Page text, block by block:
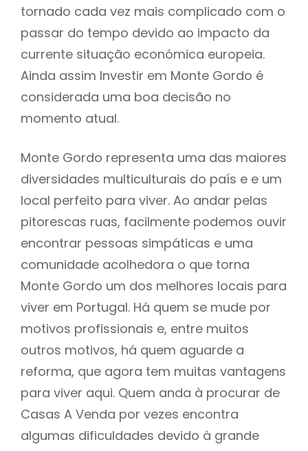
tornado cada vez mais complicado com o
passar do tempo devido ao impacto da
currente situação económica europeia.
Ainda assim Investir em Monte Gordo é
considerada uma boa decisão no
momento atual.
Monte Gordo representa uma das maiores
diversidades multiculturais do país e e um
local perfeito para viver. Ao andar pelas
pitorescas ruas, facilmente podemos ouvir
encontrar pessoas simpáticas e uma
comunidade acolhedora o que torna
Monte Gordo um dos melhores locais para
viver em Portugal. Há quem se mude por
motivos profissionais e, entre muitos
outros motivos, há quem aguarde a
reforma, que agora tem muitas vantagens
para viver aqui. Quem anda à procurar de
Casas A Venda por vezes encontra
algumas dificuldades devido à grande